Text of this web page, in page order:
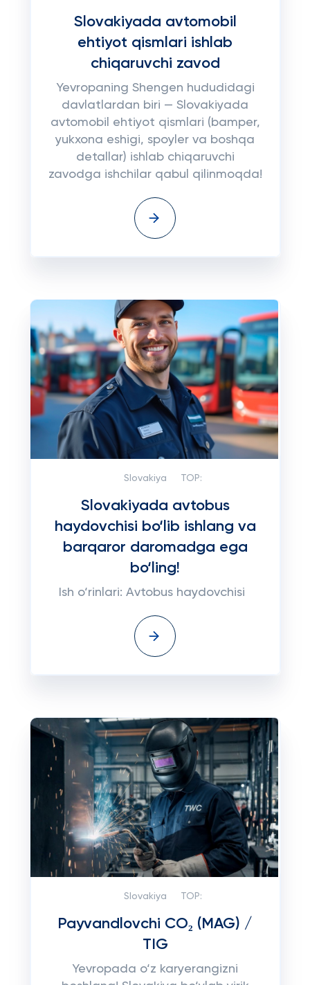
Slovakiyada avtomobil
ehtiyot qismlari ishlab
chiqaruvchi zavod
Yevropaning Shengen hududidagi
davlatlardan biri — Slovakiyada
avtomobil ehtiyot qismlari (bamper,
yukxona eshigi, spoyler va boshqa
detallar) ishlab chiqaruvchi
zavodga ishchilar qabul qilinmoqda!
Slovakiya TOP:
Slovakiyada avtobus
haydovchisi bo‘lib ishlang va
barqaror daromadga ega
bo‘ling!
Ish o‘rinlari: Avtobus haydovchisi
Slovakiya TOP:
Payvandlovchi CO₂ (MAG) /
TIG
Yevropada o‘z karyerangizni